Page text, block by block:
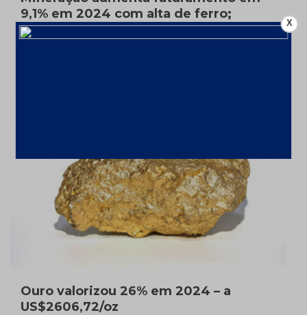
9,1% em 2024 com alta de ferro;
Investimentos até 2029 chegarão a
Ouro valorizou 26% em 2024 – a
US$2606,72/oz
X